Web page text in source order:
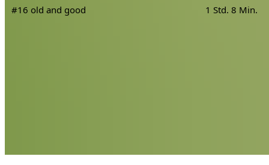
#16 old and good 1 Std. 8 Min.